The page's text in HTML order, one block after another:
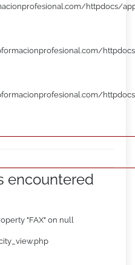
httpdocs/
encountered
"FAX" on null